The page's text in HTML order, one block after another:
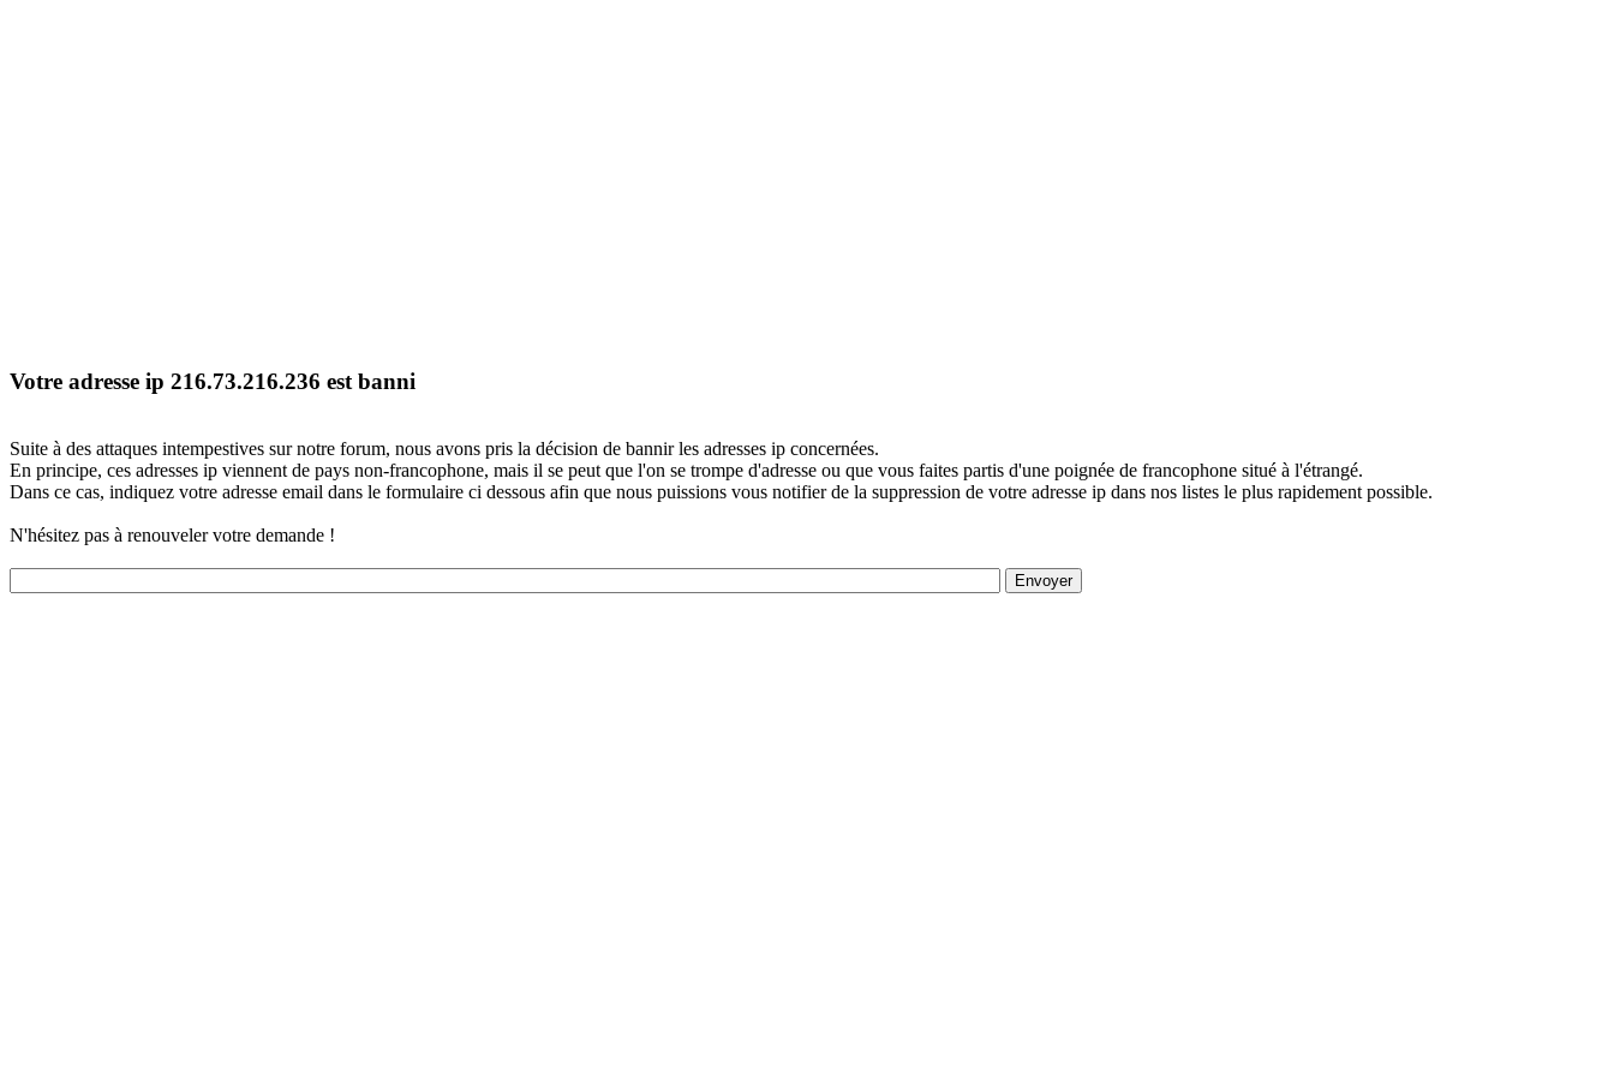
Votre adresse ip 216.73.216.236 est banni
Suite à des attaques intempestives sur notre forum, nous avons pris la décision de bannir les adresses ip concernées.
En principe, ces adresses ip viennent de pays non-francophone, mais il se peut que l'on se trompe d'adresse ou que vous faites partis d'une poignée de francophone situé à l'étrangé.
Dans ce cas, indiquez votre adresse email dans le formulaire ci dessous afin que nous puissions vous notifier de la suppression de votre adresse ip dans nos listes le plus rapidement possible.
N'hésitez pas à renouveler votre demande !